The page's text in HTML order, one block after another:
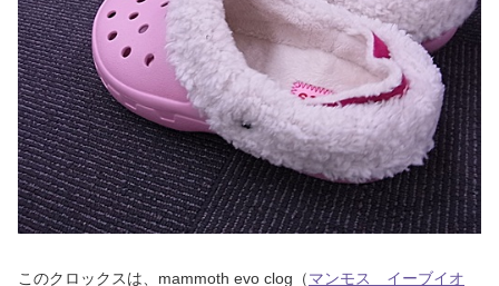
このクロックスは、mammoth evo clog（マンモス イーブイオ